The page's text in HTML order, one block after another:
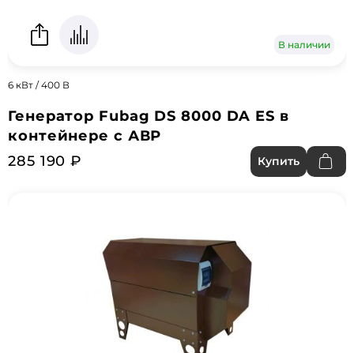
В наличии
6 кВт / 400 В
Генератор Fubag DS 8000 DA ES в
контейнере с АВР
285 190 ₽
Купить